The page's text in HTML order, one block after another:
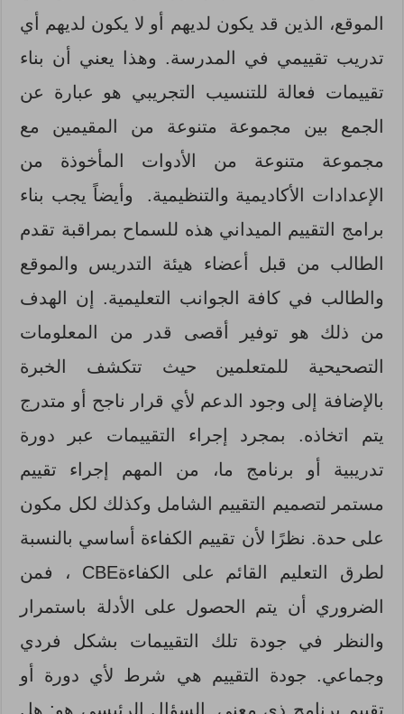
الموقع، الذين قد يكون لديهم أو لا يكون لديهم أي
تدريب تقييمي في المدرسة. وهذا يعني أن بناء
تقييمات فعالة للتنسيب التجريبي هو عبارة عن
الجمع بين مجموعة متنوعة من المقيمين مع
مجموعة متنوعة من الأدوات المأخوذة من
الإعدادات الأكاديمية والتنظيمية. وأيضاً يجب بناء
برامج التقييم الميداني هذه للسماح بمراقبة تقدم
الطالب من قبل أعضاء هيئة التدريس والموقع
والطالب في كافة الجوانب التعليمية. إن الهدف
من ذلك هو توفير أقصى قدر من المعلومات
التصحيحية للمتعلمين حيث تتكشف الخبرة
بالإضافة إلى وجود الدعم لأي قرار ناجح أو متدرج
يتم اتخاذه. بمجرد إجراء التقييمات عبر دورة
تدريبية أو برنامج ما، من المهم إجراء تقييم
مستمر لتصميم التقييم الشامل وكذلك لكل مكون
على حدة. نظرًا لأن تقييم الكفاءة أساسي بالنسبة
لطرق التعليم القائم على الكفاءةCBE ، فمن
الضروري أن يتم الحصول على الأدلة باستمرار
والنظر في جودة تلك التقييمات بشكل فردي
وجماعي. جودة التقييم هي شرط لأي دورة أو
تقييم برنامج ذي معنى. السؤال الرئيسي هو: هل